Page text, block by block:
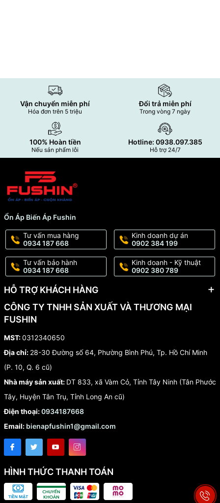
Vận chuyển miễn phí
Hóa đơn trên 5 triệu
Đổi trả miễn phí
Trong vòng 7 ngày
100% Hoàn tiền
Nếu sản phẩm lỗi
Hotline: 0938.097.385
Hỗ trợ 24/7
Ổn Áp Biến Áp Fushin
Tư vấn mua hàng
0934 187 668
Kinh doanh dự án
0902 384 199
Tư vấn bảo hành
0934 187 668
Kinh doanh - Kỹ thuật
0902 380 789
HỖ TRỢ KHÁCH HÀNG
CÔNG TY TNHH SẢN XUẤT VÀ THƯƠNG MẠI
FUSHIN
MST:0312340650
Địa chỉ: 28-30 Đường số 64, Phường Bình Phú, Tp. Hồ Chí Minh
(P. 10, Q. 6 cũ)
Nhà máy sản xuất: DT 833, xã Vàm Cỏ, Tỉnh Tây Ninh (Tân Phước
Tây, Huyện Tân Trụ, Tỉnh Long An cũ)
Điện thoại:0934187668
Email: bienapfushin1@gmail.com
HÌNH THỨC THANH TOÁN